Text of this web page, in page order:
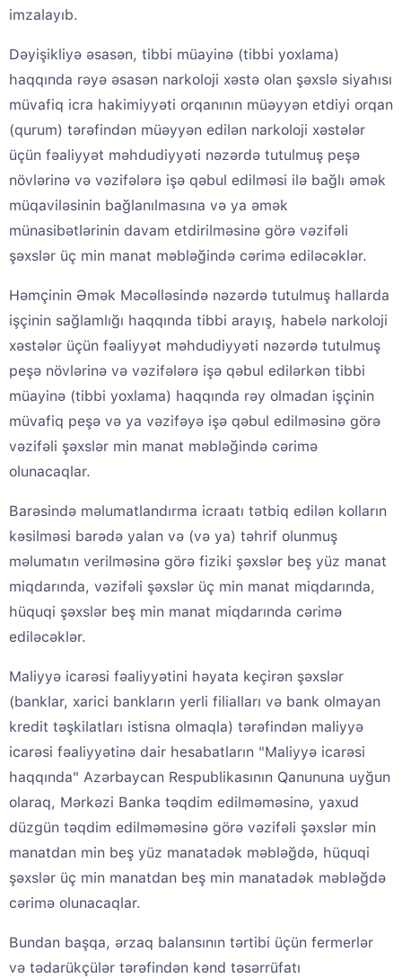
imzalayıb.
Dəyişikliyə əsasən, tibbi müayinə (tibbi yoxlama)
haqqında rəyə əsasən narkoloji xəstə olan şəxslə siyahısı
müvafiq icra hakimiyyəti orqanının müəyyən etdiyi orqan
(qurum) tərəfindən müəyyən edilən narkoloji xəstələr
üçün fəaliyyət məhdudiyyəti nəzərdə tutulmuş peşə
növlərinə və vəzifələrə işə qəbul edilməsi ilə bağlı əmək
müqaviləsinin bağlanılmasına və ya əmək
münasibətlərinin davam etdirilməsinə görə vəzifəli
şəxslər üç min manat məbləğində cərimə ediləcəklər.
Həmçinin Əmək Məcəlləsində nəzərdə tutulmuş hallarda
işçinin sağlamlığı haqqında tibbi arayış, habelə narkoloji
xəstələr üçün fəaliyyət məhdudiyyəti nəzərdə tutulmuş
peşə növlərinə və vəzifələrə işə qəbul edilərkən tibbi
müayinə (tibbi yoxlama) haqqında rəy olmadan işçinin
müvafiq peşə və ya vəzifəyə işə qəbul edilməsinə görə
vəzifəli şəxslər min manat məbləğində cərimə
olunacaqlar.
Barəsində məlumatlandırma icraatı tətbiq edilən kolların
kəsilməsi barədə yalan və (və ya) təhrif olunmuş
məlumatın verilməsinə görə fiziki şəxslər beş yüz manat
miqdarında, vəzifəli şəxslər üç min manat miqdarında,
hüquqi şəxslər beş min manat miqdarında cərimə
ediləcəklər.
Maliyyə icarəsi fəaliyyətini həyata keçirən şəxslər
(banklar, xarici bankların yerli filialları və bank olmayan
kredit təşkilatları istisna olmaqla) tərəfindən maliyyə
icarəsi fəaliyyətinə dair hesabatların "Maliyyə icarəsi
haqqında" Azərbaycan Respublikasının Qanununa uyğun
olaraq, Mərkəzi Banka təqdim edilməməsinə, yaxud
düzgün təqdim edilməməsinə görə vəzifəli şəxslər min
manatdan min beş yüz manatadək məbləğdə, hüquqi
şəxslər üç min manatdan beş min manatadək məbləğdə
cərimə olunacaqlar.
Bundan başqa, ərzaq balansının tərtibi üçün fermerlər
və tədarükçülər tərəfindən kənd təsərrüfatı